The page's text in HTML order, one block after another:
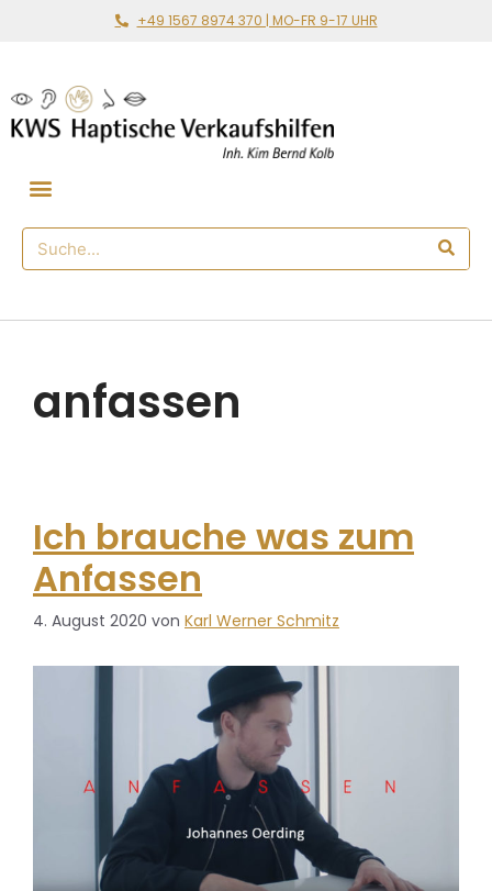
+49 1567 8974 370 | MO-FR 9-17 UHR
anfassen
Ich brauche was zum
Anfassen
4. August 2020 von Karl Werner Schmitz